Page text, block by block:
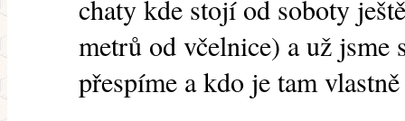
chaty kde stojí od soboty
metrů od včelnice) a už jsme
přespíme a kdo je tam